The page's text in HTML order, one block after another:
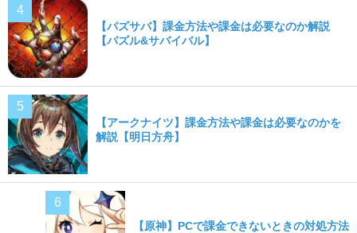
【パズサバ】課金方法や課金は必要なのか解説
【パズル&サバイバル】
【アークナイツ】課金方法や課金は必要なのかを
解説【明日方舟】
【原神】PCで課金できないときの対処方法